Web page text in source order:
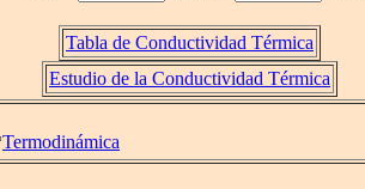
Tabla de Conductividad Térmica
Estudio de la Conductividad Térmica
Termodinámica